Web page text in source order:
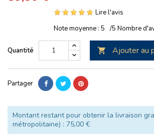
Lire l'avis
Note moyenne : 5 /5 Nombre
Quantité  Ajouter au
Partager
Montant restant pour obtenir la livraison
métropolitaine) : 75,00 €